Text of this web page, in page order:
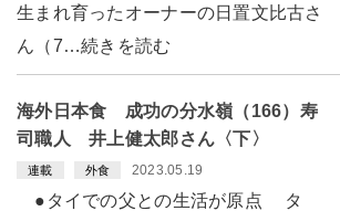
生まれ育ったオーナーの日置文比古さ
ん（7…続きを読む
海外日本食 成功の分水嶺（166）寿
司職人 井上健太郎さん〈下〉
連載 外食 2023.05.19
●タイでの父との生活が原点 タ